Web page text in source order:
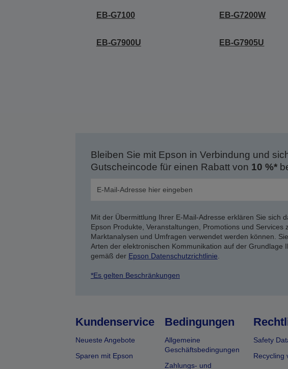
EB-G7100 EB-G7200W
EB-G7900U EB-G7905U
Bleiben Sie mit Epson in Verbindung und
Gutscheincode für einen Rabatt von 10 %*
Mit der Übermittlung Ihrer E-Mail-Adresse erklären Sie sich
Epson Produkte, Veranstaltungen, Promotions und
Marktanalysen und Umfragen verwendet werden können.
Arten der elektronischen Kommunikation auf der Grundlage
gemäß der Epson Datenschutzrichtlinie
*Es gelten Beschränkungen
Kundenservice
Neueste Angebote
Sparen mit Epson
Bedingungen
Allgemeine
Geschäftsbedingungen
Zahlungs- und
Safety
Recycling